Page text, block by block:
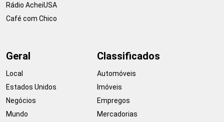
Rádio AcheiUSA
Café com Chico
Geral
Local
Estados Unidos
Negócios
Mundo
Classificados
Automóveis
Imóveis
Empregos
Mercadorias